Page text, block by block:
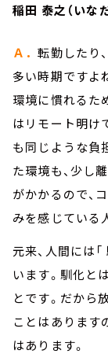
稲田 泰之（いな
Ａ．転勤したり
多い時期ですよ
環境に慣れるた
はリモート明け
も同じような負
た環境も、少し
がかかるので、
みを感じている
元来、人間には「
います。馴化と
とです。だから
ことはあります
はあります。